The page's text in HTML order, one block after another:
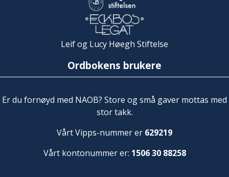
Leif og Lucy Høegh Stiftelse
Ordbokens brukere
Er du fornøyd med NAOB? Store og små gaver mottas med
stor takk.
Vårt Vipps-nummer er 629219
Vårt kontonummer er: 1506 30 88258